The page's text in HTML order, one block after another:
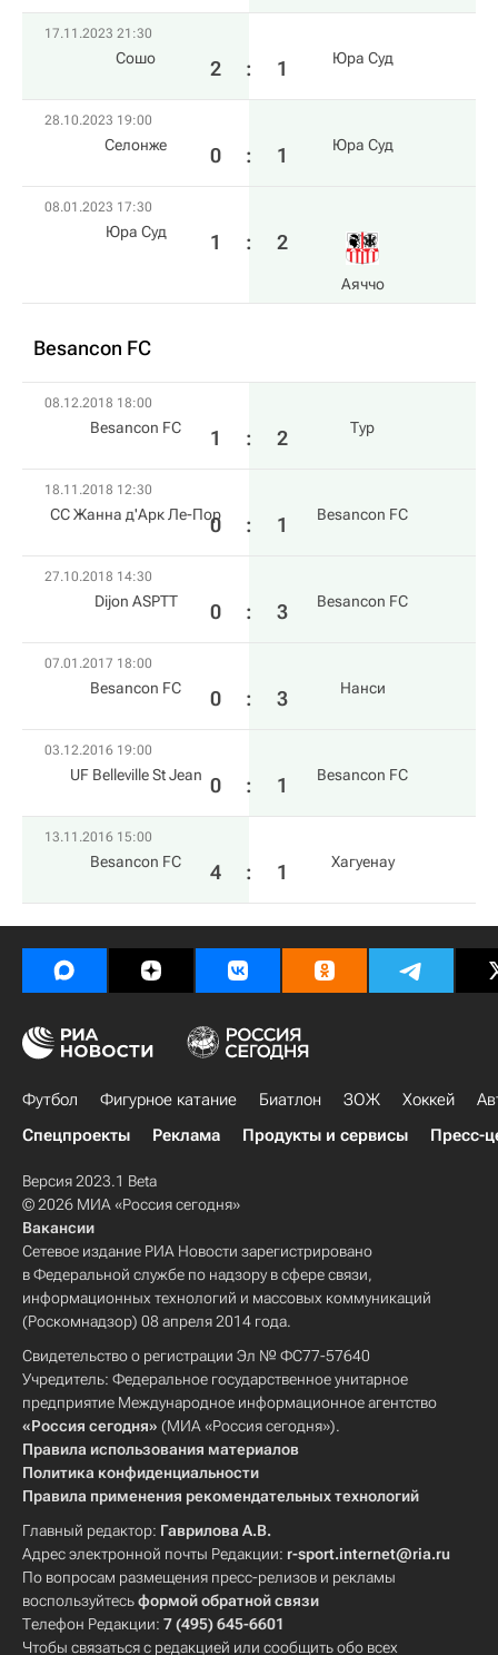
17.11.2023 21:30
Сошо 2 : 1 Юра Суд
28.10.2023 19:00
Селонже 0 : 1 Юра Суд
08.01.2023 17:30
Юра Суд 1 : 2
Аяччо
Besancon FC
08.12.2018 18:00
Besancon FC 1 : 2 Тур
18.11.2018 12:30
СС Жанна д'Арк Ле-Пор
0 : 1 Besancon FC
27.10.2018 14:30
Dijon ASPTT 0 : 3 Besancon FC
07.01.2017 18:00
Besancon FC 0 : 3 Нанси
03.12.2016 19:00
UF Belleville St Jean 0 : 1 Besancon FC
13.11.2016 15:00
Besancon FC 4 : 1 Хагуенау
Футбол Фигурное катание Биатлон ЗОЖ Хоккей
Спецпроекты
Реклама Продукты и сервисы Пресс-
Версия 2023.1 Beta
© 2026 МИА «Россия сегодня»
Вакансии
Сетевое издание РИА Новости зарегистрировано
в Федеральной службе по надзору в сфере связи,
информационных технологий и массовых коммуникаций
(Роскомнадзор) 08 апреля 2014 года.
Свидетельство о регистрации Эл № ФС77-57640
Учредитель: Федеральное государственное унитарное
предприятие Международное информационное агентство
«Россия сегодня» (МИА «Россия сегодня»).
Правила использования материалов
Политика конфиденциальности
Правила применения рекомендательных технологий
Главный редактор: Гаврилова А.В.
Адрес электронной почты Редакции: r-sport.internet@ria.ru
По вопросам размещения пресс-релизов и рекламы
воспользуйтесьформой обратной связи
Телефон Редакции: 7 (495) 645-6601
Чтобы связаться с редакцией или сообщить обо всех